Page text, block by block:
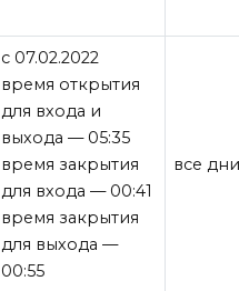
с 07.02.2022
время открытия
для входа и
выхода — 05:35
время закрытия
для входа — 00:41
время закрытия
для выхода —
00:55
все